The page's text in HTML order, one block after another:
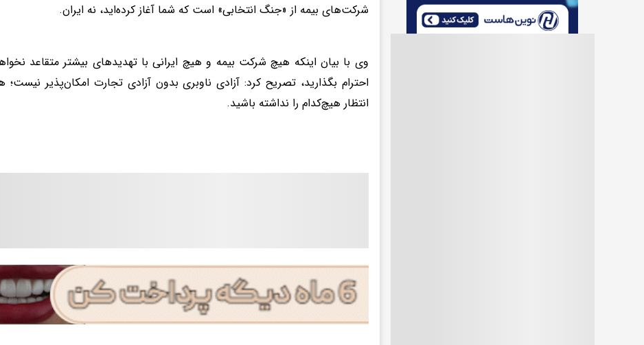
شرکت‌های بیمه از «جنگ انتخابی» است که شما آغاز کرده‌اید، نه ایران.
وی با بیان اینکه هیچ شرکت بیمه و هیچ ایرانی با تهدیدهای بیشتر متقاعد
احترام بگذارید، تصریح کرد: آزادی ناوبری بدون آزادی تجارت امکان‌پذیر نیست؛
انتظار هیچ‌کدام را نداشته باشید.